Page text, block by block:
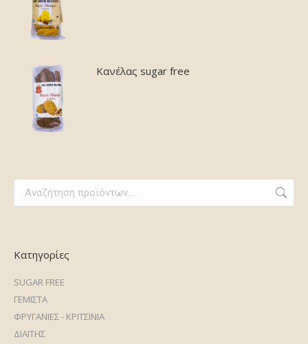
Κανέλας sugar free
Κατηγορίες
SUGAR FREE
ΓΕΜΙΣΤΑ
ΦΡΥΓΑΝΙΕΣ - ΚΡΙΤΣΙΝΙΑ
ΔΙΑΙΤΗΣ